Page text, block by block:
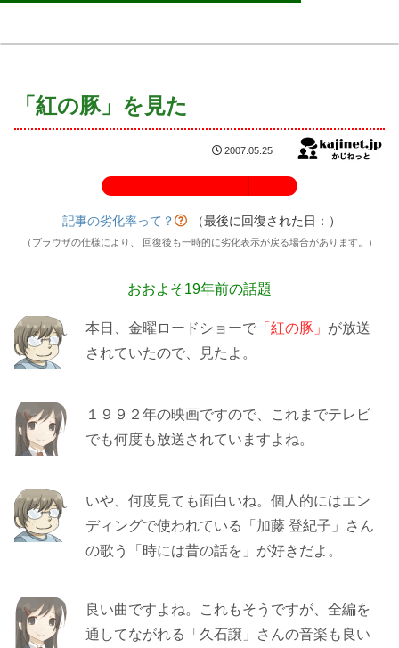
「紅の豚」を見た
2007.05.25
記事の劣化率って？ （最後に回復された日： ）
（ブラウザの仕様により、 回復後も一時的に劣化表示が戻る場合があります。）
おおよそ19年前の話題
本日、金曜ロードショーで 「紅の豚」 が放送
されていたので、見たよ。
１９９２年の映画ですので、これまでテレビ
でも何度も放送されていますよね。
いや、何度見ても面白いね。個人的にはエン
ディングで使われている「加藤 登紀子」さん
の歌う「時には昔の話を」が好きだよ。
良い曲ですよね。これもそうですが、全編を
通してながれる「久石譲」さんの音楽も良い